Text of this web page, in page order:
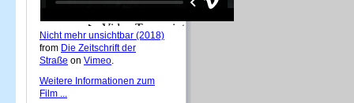
Nicht mehr unsichtbar (2018)
from Die Zeitschrift der
Straße on Vimeo.
Weitere Informationen zum
Film ...